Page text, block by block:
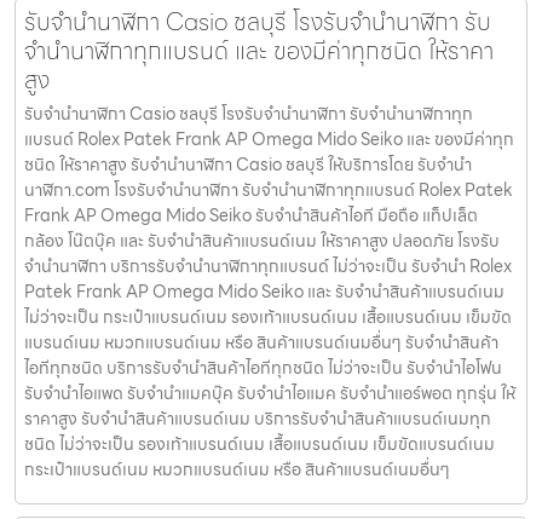
รับจํานํานาฬิกา Casio ชลบุรี โรงรับจำนำนาฬิกา รับ
จำนำนาฬิกาทุกแบรนด์ และ ของมีค่าทุกชนิด ให้ราคา
สูง
รับจํานํานาฬิกา Casio ชลบุรี โรงรับจำนำนาฬิกา รับจำนำนาฬิกาทุก
แบรนด์ Rolex Patek Frank AP Omega Mido Seiko และ ของมีค่าทุก
ชนิด ให้ราคาสูง รับจํานํานาฬิกา Casio ชลบุรี ให้บริการโดย รับจํานํา
นาฬิกา.com โรงรับจำนำนาฬิกา รับจำนำนาฬิกาทุกแบรนด์ Rolex Patek
Frank AP Omega Mido Seiko รับจำนำสินค้าไอที มือถือ แท็ปเล็ต
กล้อง โน๊ตบุ๊ค และ รับจำนำสินค้าแบรนด์เนม ให้ราคาสูง ปลอดภัย โรงรับ
จำนำนาฬิกา บริการรับจำนำนาฬิกาทุกแบรนด์ ไม่ว่าจะเป็น รับจำนำ Rolex
Patek Frank AP Omega Mido Seiko และ รับจำนำสินค้าแบรนด์เนม
ไม่ว่าจะเป็น กระเป๋าแบรนด์เนม รองเท้าแบรนด์เนม เสื้อแบรนด์เนม เข็มขัด
แบรนด์เนม หมวกแบรนด์เนม หรือ สินค้าแบรนด์เนมอื่นๆ รับจำนำสินค้า
ไอทีทุกชนิด บริการรับจำนำสินค้าไอทีทุกชนิด ไม่ว่าจะเป็น รับจำนำไอโฟน
รับจำนำไอแพด รับจำนำแมคบุ๊ค รับจำนำไอแมค รับจำนำแอร์พอต ทุกรุ่น ให้
ราคาสูง รับจำนำสินค้าแบรนด์เนม บริการรับจำนำสินค้าแบรนด์เนมทุก
ชนิด ไม่ว่าจะเป็น รองเท้าแบรนด์เนม เสื้อแบรนด์เนม เข็มขัดแบรนด์เนม
กระเป๋าแบรนด์เนม หมวกแบรนด์เนม หรือ สินค้าแบรนด์เนมอื่นๆ